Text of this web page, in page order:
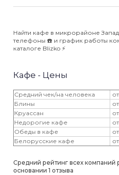
Найти кафе в микрорайоне Запад
телефоны ☎️ и график работы
каталоге Blizko ⚡️
Кафе - Цены
Средний чек/на человека
Блины
Круассан
‎Недорогие кафе
Обеды в кафе
Белорусские кафе
Средний рейтинг всех компаний
основании 1 отзыва